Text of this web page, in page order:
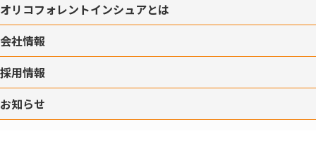
オリコフォレントインシュアとは
会社情報
採用情報
お知らせ